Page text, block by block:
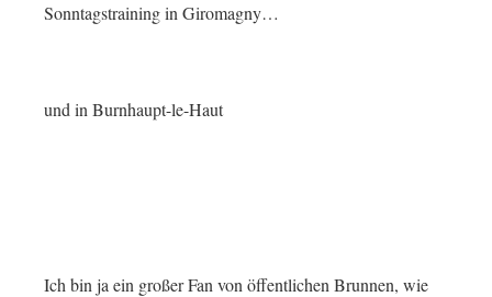
Sonntagstraining in Giromagny…
und in Burnhaupt-le-Haut
Ich bin ja ein großer Fan von öffentlichen Brunnen, wie